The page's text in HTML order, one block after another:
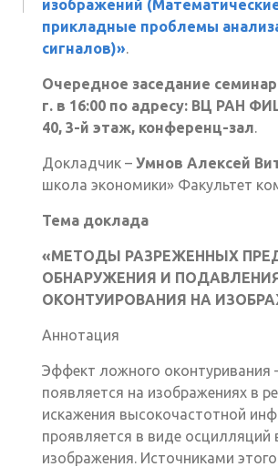
изображений
прикладные проблемы
сигналов)».
Очередное заседание
г. в 16:00 по адресу: ВЦ РАН
40, 3-й этаж, конференц-зал.
Докладчик –Умнов Алексей
школа экономики» Факультет
Тема доклада
«МЕТОДЫ РАЗРЕЖЕННЫХ
ОБНАРУЖЕНИЯ И
ОКОНТУИРОВАНИЯ НА
Аннотация
Эффект ложного
появляется на изображениях в
искажения высокочастотной
проявляется в виде осцилляций
изображения. Источниками